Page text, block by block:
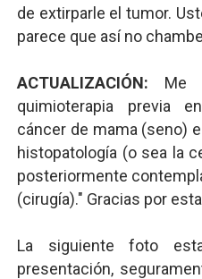
de extirparle el tumor.
parece que así no
ACTUALIZACIÓN: Me
quimioterapia previa
cáncer de mama (seno)
histopatología (o sea la
posteriormente
(cirugía)." Gracias por
La siguiente foto
presentación,